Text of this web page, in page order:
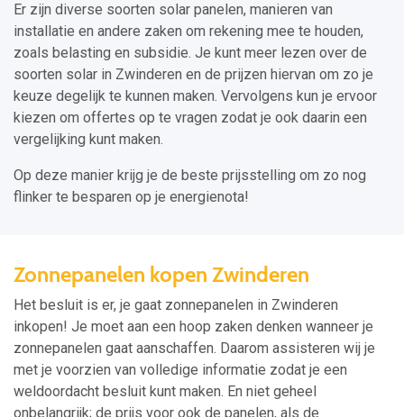
Er zijn diverse soorten solar panelen, manieren van
installatie en andere zaken om rekening mee te houden,
zoals belasting en subsidie. Je kunt meer lezen over de
soorten solar in Zwinderen en de prijzen hiervan om zo je
keuze degelijk te kunnen maken. Vervolgens kun je ervoor
kiezen om offertes op te vragen zodat je ook daarin een
vergelijking kunt maken.
Op deze manier krijg je de beste prijsstelling om zo nog
flinker te besparen op je energienota!
Zonnepanelen kopen Zwinderen
Het besluit is er, je gaat zonnepanelen in Zwinderen
inkopen! Je moet aan een hoop zaken denken wanneer je
zonnepanelen gaat aanschaffen. Daarom assisteren wij je
met je voorzien van volledige informatie zodat je een
weldoordacht besluit kunt maken. En niet geheel
onbelangrijk; de prijs voor ook de panelen, als de